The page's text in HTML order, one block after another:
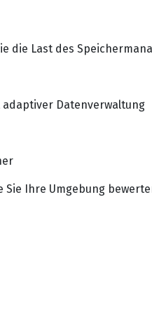
die Last des
Datenverwaltung
Ihre Umgebung